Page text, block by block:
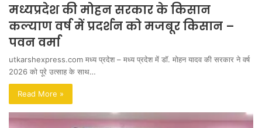
मध्यप्रदेश की मोहन सरकार के किसान
कल्याण वर्ष में प्रदर्शन को मजबूर किसान –
पवन वर्मा
utkarshexpress.com मध्य प्रदेश – मध्य प्रदेश में डॉ. मोहन यादव की सरकार ने वर्ष
2026 को पूरे उत्साह के साथ…
Read More »